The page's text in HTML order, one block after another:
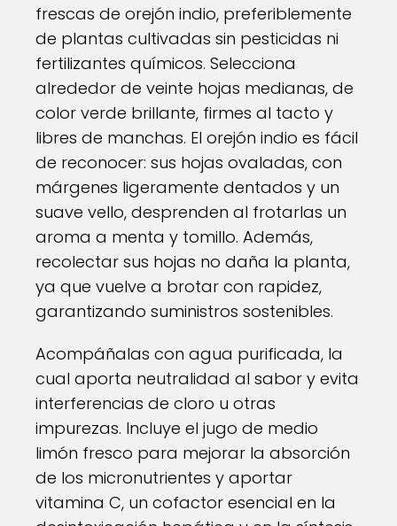
frescas de orejón indio, preferiblemente
de plantas cultivadas sin pesticidas ni
fertilizantes químicos. Selecciona
alrededor de veinte hojas medianas, de
color verde brillante, firmes al tacto y
libres de manchas. El orejón indio es fácil
de reconocer: sus hojas ovaladas, con
márgenes ligeramente dentados y un
suave vello, desprenden al frotarlas un
aroma a menta y tomillo. Además,
recolectar sus hojas no daña la planta,
ya que vuelve a brotar con rapidez,
garantizando suministros sostenibles.
Acompáñalas con agua purificada, la
cual aporta neutralidad al sabor y evita
interferencias de cloro u otras
impurezas. Incluye el jugo de medio
limón fresco para mejorar la absorción
de los micronutrientes y aportar
vitamina C, un cofactor esencial en la